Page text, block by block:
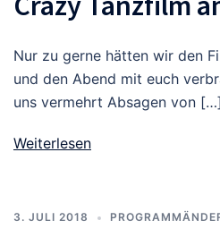
Nur zu gerne hätten wir den
und den Abend mit euch
uns vermehrt Absagen von […]
Weiterlesen
3. JULI 2018